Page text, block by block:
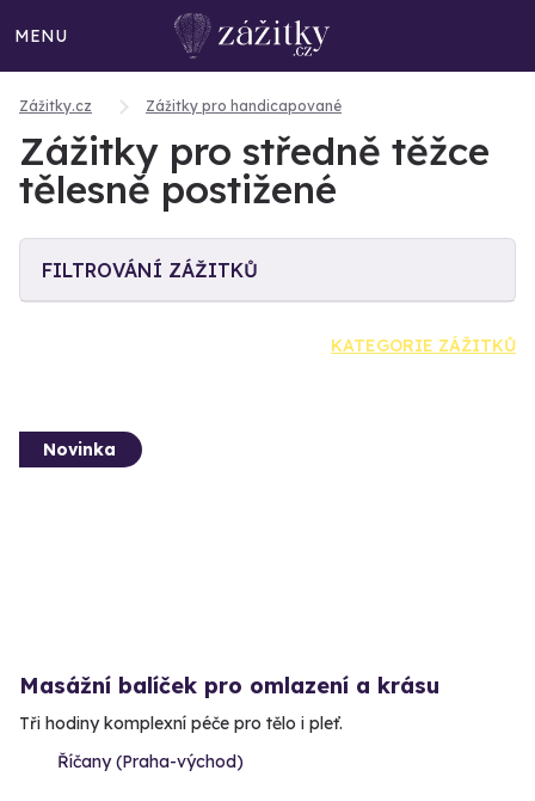
MENU
Zážitky.cz Zážitky pro handicapované
Zážitky pro středně těžce
tělesně postižené
FILTROVÁNÍ ZÁŽITKŮ
KATEGORIE ZÁŽITKŮ
Novinka
Masážní balíček pro omlazení a krásu
Tři hodiny komplexní péče pro tělo i pleť.
Říčany (Praha-východ)